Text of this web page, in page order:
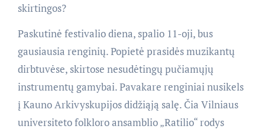
skirtingos?
Paskutinė festivalio diena, spalio 11-oji, bus
gausiausia renginių. Popietė prasidės muzikantų
dirbtuvėse, skirtose nesudėtingų pučiamųjų
instrumentų gamybai. Pavakare renginiai nusikels
į Kauno Arkivyskupijos didžiąją salę. Čia Vilniaus
universiteto folkloro ansamblio „Ratilio“ rodys